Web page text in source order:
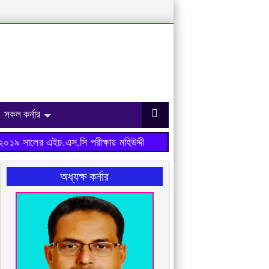
সকল কর্নার
সালের এইচ.এস.সি পরীক্ষায় মহিউদ্দীন আহমেদ মহিলা ডিগ্রি কলেজ
অধ্যক্ষ কর্নার